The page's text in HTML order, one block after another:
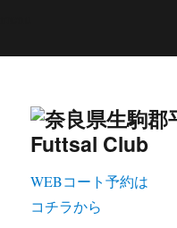
WEBコート予約は
コチラから